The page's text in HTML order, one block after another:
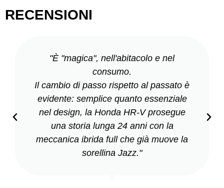
RECENSIONI
"È "magica", nell'abitacolo e nel
consumo.
Il cambio di passo rispetto al passato è
evidente: semplice quanto essenziale
nel design, la Honda HR-V prosegue
una storia lunga 24 anni con la
meccanica ibrida full che già muove la
sorellina Jazz."